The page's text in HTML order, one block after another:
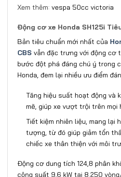
Xem thêm: vespa 50cc victoria
Động cơ xe Honda SH125i
Bản tiêu chuẩn mới nhất của
CBS vẫn đặc trưng với động cơ
bước đột phá đáng chú ý trong
Honda, đem lại nhiều ưu điểm
Tăng hiệu suất hoạt động và
mẽ, giúp xe vượt trội trên mọi
Tiết kiệm nhiên liệu, mang lại
tượng, từ đó giúp giảm tổn
chiếc xe thân thiện với môi
Động cơ dung tích 124,8 phân
công suất 9,6 kW tại 8.250